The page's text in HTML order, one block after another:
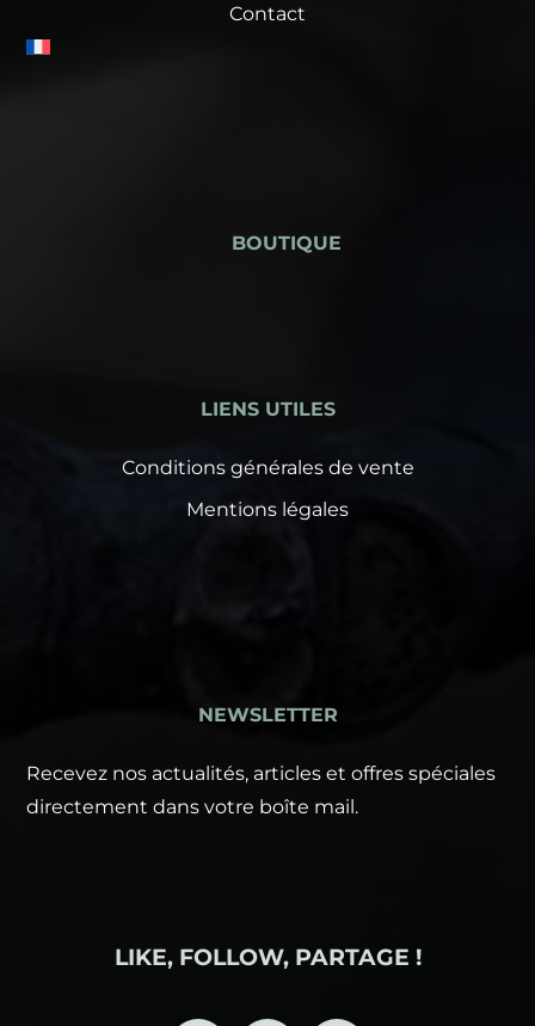
Contact
BOUTIQUE
LIENS UTILES
Conditions générales de vente
Mentions légales
NEWSLETTER
Recevez nos actualités, articles et offres spéciales
directement dans votre boîte mail.
LIKE, FOLLOW, PARTAGE !